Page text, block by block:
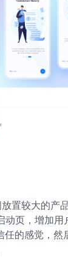
置较大的产
页，增加
任的感觉，